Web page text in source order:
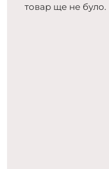
товар ще не було.